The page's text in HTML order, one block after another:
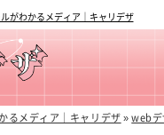
がわかるメディア｜キャリデザ
るメディア｜キャリデザ»webデ